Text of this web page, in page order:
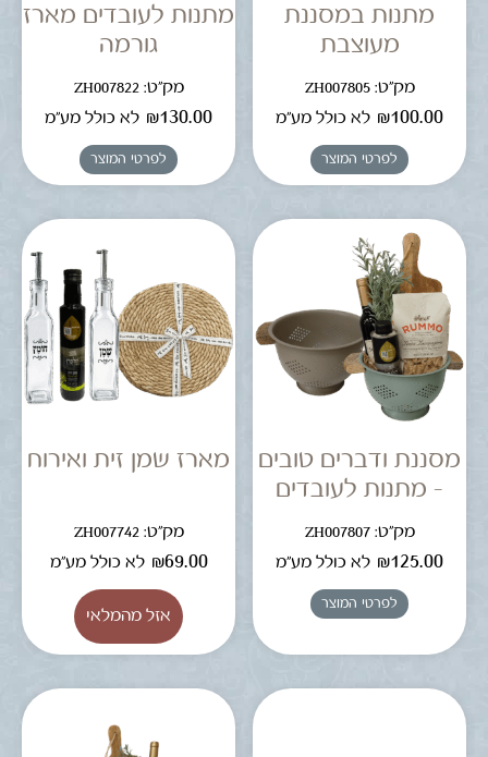
מתנות במסננת
מעוצבת
מק"ט: ZH007805
₪100.00 לא כולל מע"מ
לפרטי המוצר
מתנות לעובדים מארז
גורמה
מק"ט: ZH007822
₪130.00 לא כולל מע"מ
לפרטי המוצר
מסננת ודברים טובים
– מתנות לעובדים
מק"ט: ZH007807
₪125.00 לא כולל מע"מ
לפרטי המוצר
מארז שמן זית ואירוח
מק"ט: ZH007742
₪69.00 לא כולל מע"מ